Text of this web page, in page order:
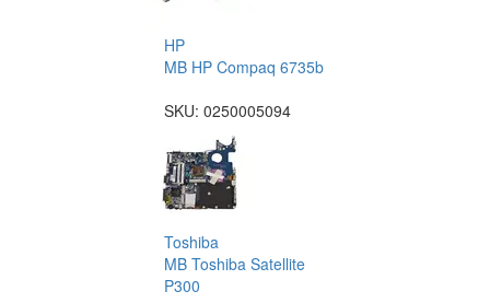
HP
MB HP Compaq 6735b
SKU: 0250005094
Toshiba
MB Toshiba Satellite
P300